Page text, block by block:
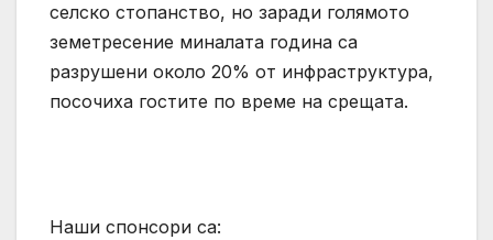
селско стопанство, но заради голямото
земетресение миналата година са
разрушени около 20% от инфраструктура,
посочиха гостите по време на срещата.
Наши спонсори са: